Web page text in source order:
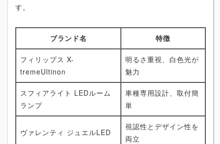
す。
ブランド名 特徴
フィリップス X-
tremeUltinon
明るさ重視、白色光が
魅力
スフィアライト LEDルーム
ランプ
車種専用設計、取付簡
単
ヴァレンティ ジュエルLED
視認性とデザイン性を
両立